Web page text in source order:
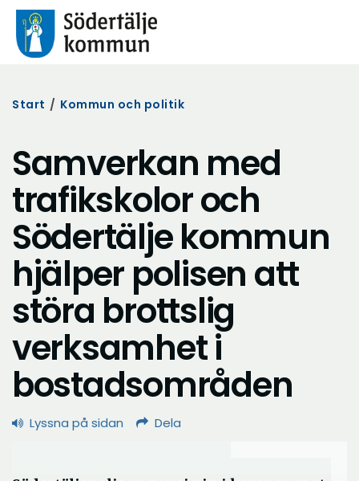
Start / Kommun och politik
Samverkan med
trafikskolor och
Södertälje kommun
hjälper polisen att
störa brottslig
verksamhet i
bostadsområden
Lyssna på sidan Dela